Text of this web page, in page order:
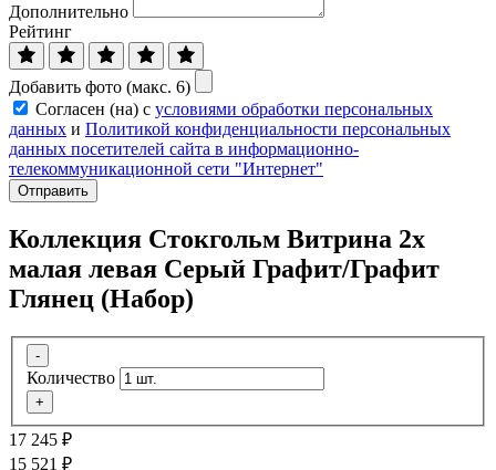
Дополнительно
Рейтинг
Добавить фото (макс. 6)
Согласен (на) с условиями обработки персональных
данных и Политикой конфиденциальности персональных
данных посетителей сайта в информационно-
телекоммуникационной сети "Интернет"
Отправить
Коллекция Стокгольм Витрина 2х
малая левая Серый Графит/Графит
Глянец (Набор)
-
Количество
+
17 245 ₽
15 521 ₽